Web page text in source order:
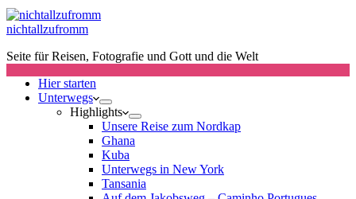
nichtallzufromm
Seite für Reisen, Fotografie und Gott und die Welt
Hier starten
Unterwegs
Highlights
Unsere Reise zum Nordkap
Ghana
Kuba
Unterwegs in New York
Tansania